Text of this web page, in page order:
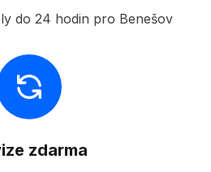
do 24 hodin pro Benešov
zdarma